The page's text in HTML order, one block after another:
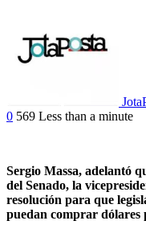
0 569 Less than a minute
Sergio Massa, adelantó
del Senado, la
resolución para que
puedan comprar dólares